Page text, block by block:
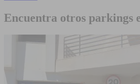
Encuentra otros parkings